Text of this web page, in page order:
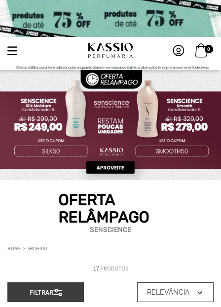
0
OFERTA
RELÂMPAGO
SENSCIENCE
SHISEIDO
17 PRODUTOS
FILTRAR RELEVÂNCIA